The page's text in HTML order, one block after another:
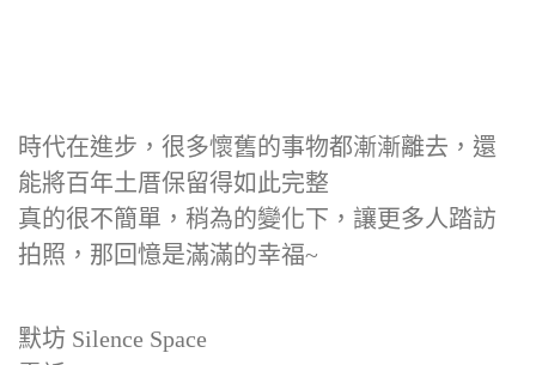
時代在進步，很多懷舊的事物都漸漸離去，還
能將百年土厝保留得如此完整
真的很不簡單，稍為的變化下，讓更多人踏訪
拍照，那回憶是滿滿的幸福~
默坊 Silence Space